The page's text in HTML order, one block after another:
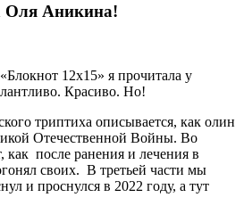
Оля Аникина!
12х15» я прочитала у
Красиво. Но!
триптиха описывается, как олин
Отечественной Войны. Во
как после ранения и лечения в
своих. В третьей части мы
и проснулся в 2022 году, а тут